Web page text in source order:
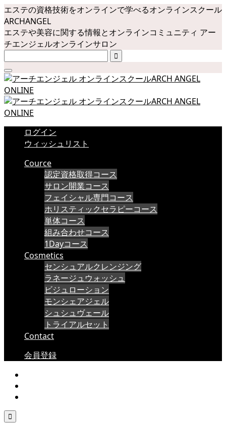
エステの資格技術をオンラインで学べるオンラインスクール
ARCHANGEL
エステや美容に関する情報とオンラインコミュニティ アー
チエンジェルオンラインサロン

ログイン
ウィッシュリスト
Cource
認定資格取得コース
サロン開業コース
フェイシャル専門コース
ホリスティックセラピーコース
単体コース
組み合わせコース
1Dayコース
Cosmetics
センシュアルクレンジング
ラネージュウォッシュ
ビジュローション
モンシェアジェル
シュシュヴェール
トライアルセット
Contact
会員登録
